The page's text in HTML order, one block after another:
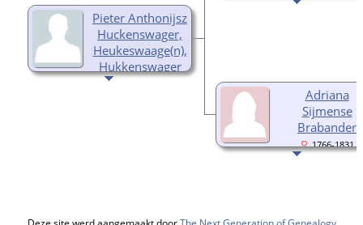
Pieter Anthonijsz
Huckenswager,
Heukeswaage(n),
Hukkenswager
Adriana
Sijmense
Brabander
1766-1831